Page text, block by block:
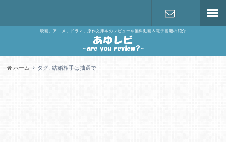
映画、アニメ、ドラマ、原作文庫本のレビューや無料動画＆電子書籍の紹介
ホーム タグ : 結婚相手は抽選で